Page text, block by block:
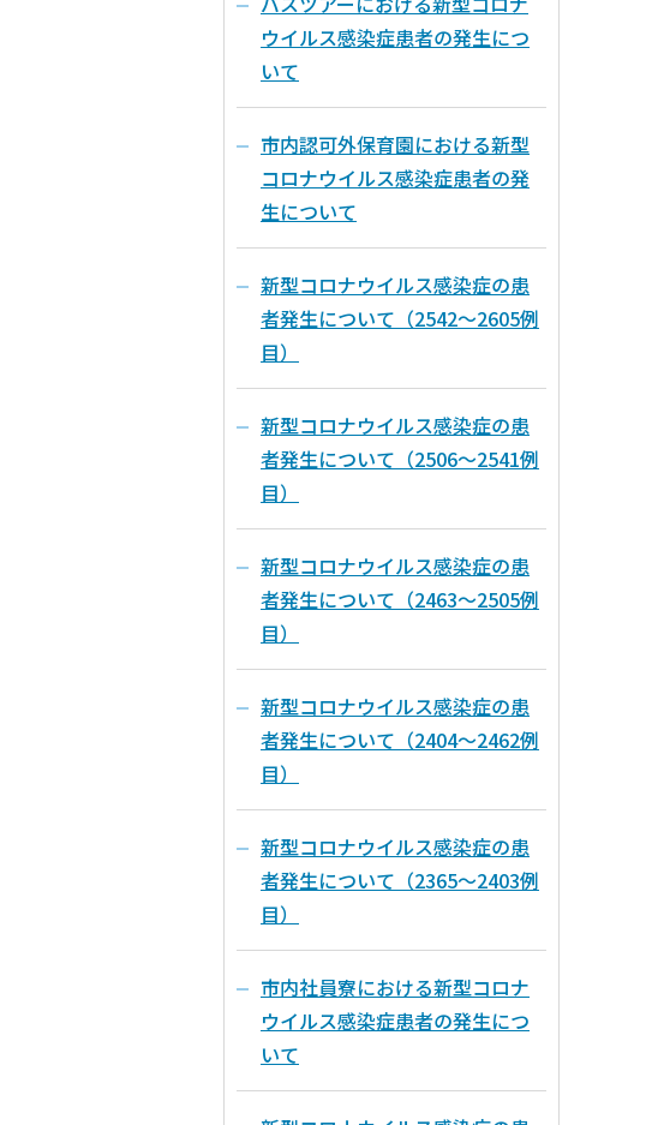
ウイルス感染症患者の発生につ
いて
市内認可外保育園における新型
コロナウイルス感染症患者の発
生について
新型コロナウイルス感染症の患
者発生について（2542～2605例
目）
新型コロナウイルス感染症の患
者発生について（2506～2541例
目）
新型コロナウイルス感染症の患
者発生について（2463～2505例
目）
新型コロナウイルス感染症の患
者発生について（2404～2462例
目）
新型コロナウイルス感染症の患
者発生について（2365～2403例
目）
市内社員寮における新型コロナ
ウイルス感染症患者の発生につ
いて